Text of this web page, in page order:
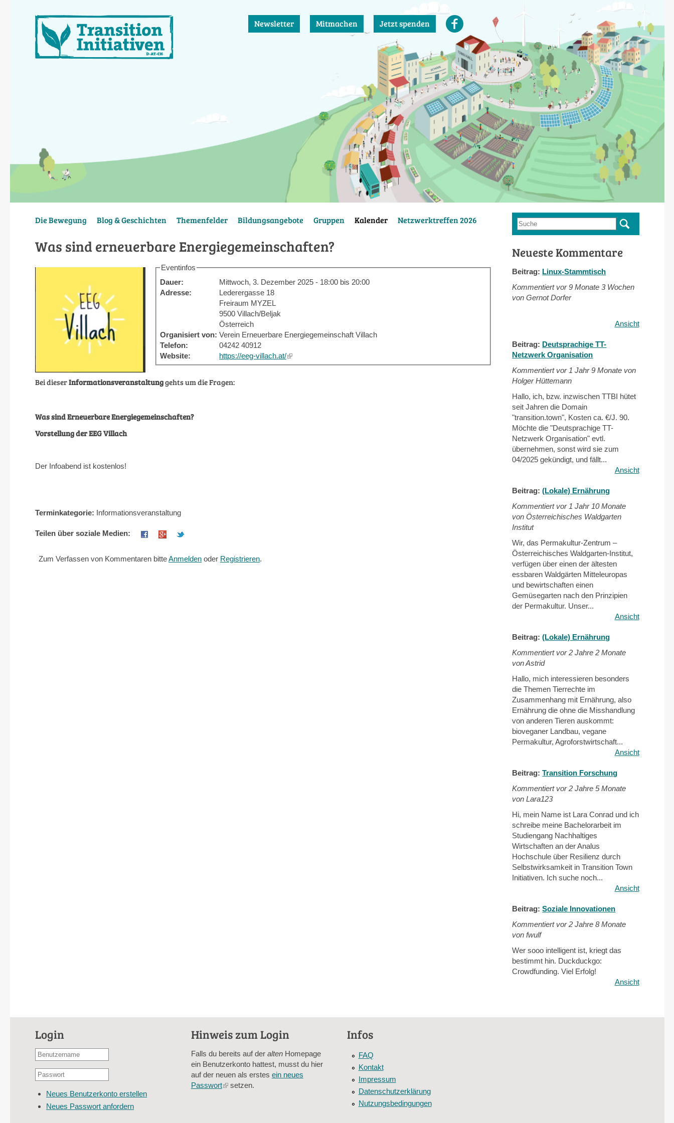
Newsletter Mitmachen Jetzt spenden
Die Bewegung Blog & Geschichten Themenfelder Bildungsangebote Gruppen Kalender Netzwerktreffen 2026
Was sind erneuerbare Energiegemeinschaften?
Eventinfos
Dauer:
Mittwoch, 3. Dezember 2025 - 18:00 bis 20:00
Adresse:
Lederergasse 18
Freiraum MYZEL
9500 Villach/Beljak
Österreich
Organisiert von: Verein Erneuerbare Energiegemeinschaft Villach
Telefon:
04242 40912
Website:
https://eeg-villach.at/(link
is
Bei dieserInformationsveranstaltunggehts um die Fragen:
Was sind Erneuerbare Energiegemeinschaften?
Vorstellung der EEG Villach
Der Infoabend ist kostenlos!
Terminkategorie: Informationsveranstaltung
Teilen über soziale Medien:
Zum Verfassen von Kommentaren bitteAnmelden oder Registrieren.
Suchformular
Suche
Neueste Kommentare
Beitrag: Linux-Stammtisch
Kommentiert vor9 Monate 3 Wochen
von Gernot Dorfer
Ansicht
Beitrag: Deutsprachige TT-
Netzwerk Organisation
Kommentiert vor 1 Jahr 9 Monate von
Holger Hüttemann
Hallo, ich, bzw. inzwischen TTBI hütet
seit Jahren die Domain
"transition.town", Kosten ca. €/J. 90.
Möchte die "Deutsprachige TT-
Netzwerk Organisation" evtl.
übernehmen, sonst wird sie zum
04/2025 gekündigt, und fällt...
Ansicht
Beitrag:(Lokale) Ernährung
Kommentiert vor 1 Jahr 10 Monate
von Österreichisches Waldgarten
Institut
Wir, das Permakultur-Zentrum –
Österreichisches Waldgarten-Institut,
verfügen über einen der ältesten
essbaren Waldgärten Mitteleuropas
und bewirtschaften einen
Gemüsegarten nach den Prinzipien
der Permakultur. Unser...
Ansicht
Beitrag:(Lokale) Ernährung
Kommentiert vor2 Jahre 2 Monate
von Astrid
Hallo, mich interessieren besonders
die Themen Tierrechte im
Zusammenhang mit Ernährung, also
Ernährung die ohne die Misshandlung
von anderen Tieren auskommt:
bioveganer Landbau, vegane
Permakultur, Agroforstwirtschaft...
Ansicht
Beitrag:Transition Forschung
Kommentiert vor2 Jahre 5 Monate
von Lara123
Hi, mein Name ist Lara Conrad und ich
schreibe meine Bachelorarbeit im
Studiengang Nachhaltiges
Wirtschaften an der Analus
Hochschule über Resilienz durch
Selbstwirksamkeit in Transition Town
Initiativen. Ich suche noch...
Ansicht
Beitrag:Soziale Innovationen
Kommentiert vor2 Jahre 8 Monate
von fwulf
Wer sooo intelligent ist, kriegt das
bestimmt hin. Duckduckgo:
Crowdfunding. Viel Erfolg!
Ansicht
Login
Benutzername
E-
Adresse
Passwort
Neues Benutzerkonto erstellen
Neues Passwort anfordern
Hinweis zum Login
Falls du bereits auf der altenHomepage
ein Benutzerkonto hattest, musst du hier
auf der neuen als erstes ein neues
Passwort(linksetzen.
Infos
FAQ
Kontakt
Impressum
Datenschutzerklärung
Nutzungsbedingungen